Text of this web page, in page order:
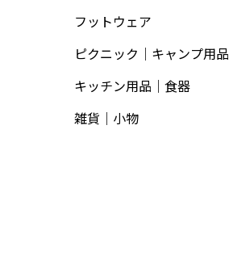
フットウェア
ピクニック｜キャンプ用品
キッチン用品｜食器
雑貨｜小物